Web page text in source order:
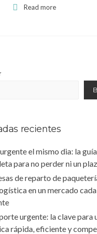
Read more
recientes
el mismo dia: la guía
para no perder ni un
de reparto de
en un mercado
urgente: la clave para
rápida, eficiente y